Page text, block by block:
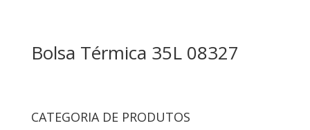
Bolsa Térmica 35L 08327
CATEGORIA DE PRODUTOS